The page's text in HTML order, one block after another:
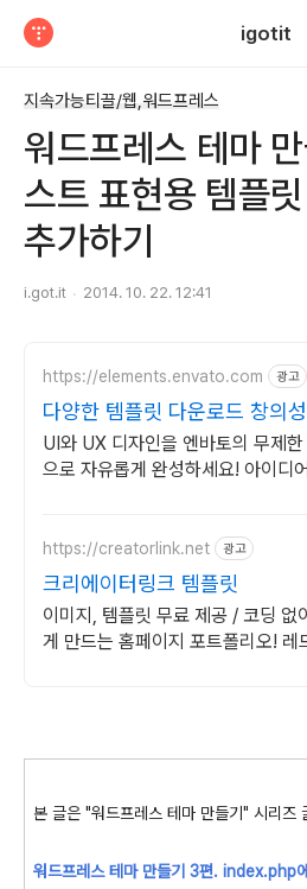
igotit
지속가능티끌/웹,워드프레스
워드프레스 테마
스트 표현용 템플
추가하기
i.got.it 2014. 10. 22. 12:41
https://elements.envato.com 광고
다양한 템플릿 다운로드 창의성
는 아카이브
UI와 UX 디자인을 엔바토의 무제한
으로 자유롭게 완성하세요! 아이디
https://creatorlink.net 광고
크리에이터링크 템플릿
이미지, 템플릿 무료 제공 / 코딩 없
게 만드는 홈페이지 포트폴리오! 레
본 글은 "워드프레스 테마 만들기" 시리
워드프레스 테마 만들기 3편. index.php